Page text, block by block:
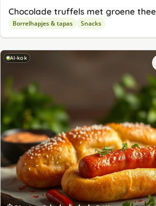
Chocolade truffels met groene thee
Borrelhapjes & tapas Snacks
AI-kok